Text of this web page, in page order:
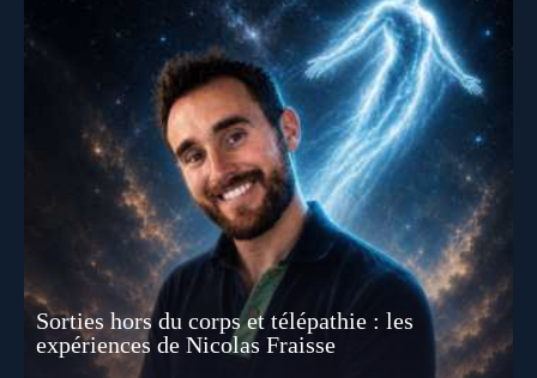
Sorties hors du corps et télépathie : les
expériences de Nicolas Fraisse